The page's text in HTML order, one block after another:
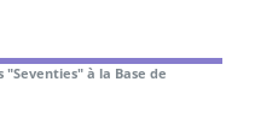
"Seventies" à la Base de